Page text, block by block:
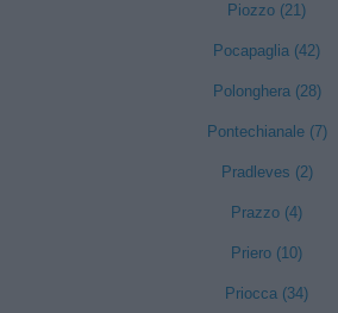
Piozzo (21)
Pocapaglia (42)
Polonghera (28)
Pontechianale (7)
Pradleves (2)
Prazzo (4)
Priero (10)
Priocca (34)